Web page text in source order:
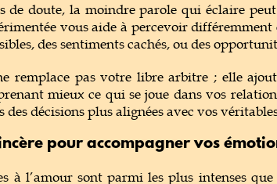
de doute, la moindre parole qui éclaire
vous aide à percevoir
des sentiments cachés, ou des
remplace pas votre libre arbitre ; elle
mieux ce qui se joue dans vos
des décisions plus alignées avec vos
pour accompagner vos
à l’amour sont parmi les plus intenses